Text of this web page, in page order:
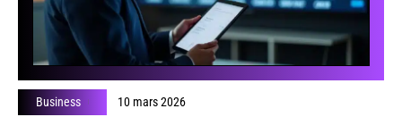
Business 10 mars 2026